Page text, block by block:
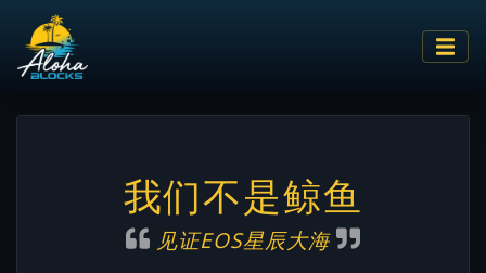
我们不是鲸鱼
见证EOS星辰大海